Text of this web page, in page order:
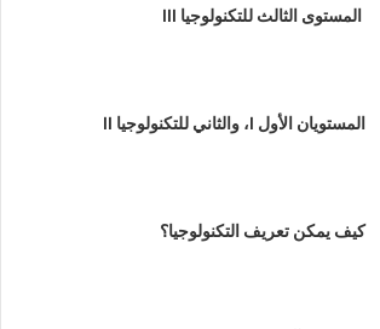
المستوى الثالث للتكنولوجيا III
المستويان الأول I، والثاني للتكنولوجيا II
كيف يمكن تعريف التكنولوجيا؟